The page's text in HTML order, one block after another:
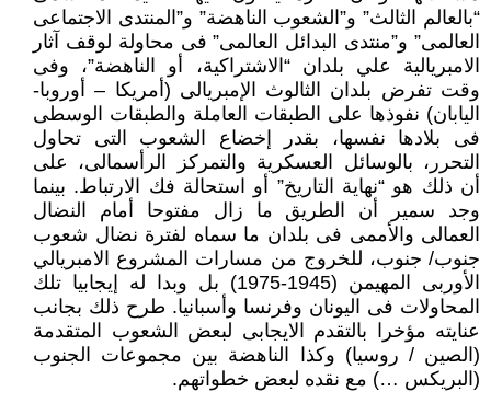
“بالعالم الثالث” و”الشعوب الناهضة” و”المنتدى الاجتماعى
العالمى” و”منتدى البدائل العالمى” فى محاولة لوقف آثار
الامبريالية علي بلدان “الاشتراكية، أو الناهضة”، وفى
وقت تفرض بلدان الثالوث الإمبريالى (أمريكا – أوروبا-
اليابان) نفوذها على الطبقات العاملة والطبقات الوسطى
فى بلادها نفسها، بقدر إخضاع الشعوب التى تحاول
التحرر، بالوسائل العسكرية والتمركز الرأسمالى، على
أن ذلك هو “نهاية التاريخ” أو استحالة فك الارتباط. بينما
وجد سمير أن الطريق ما زال مفتوحا أمام النضال
العمالى والأممى فى بلدان ما سماه لفترة نضال شعوب
جنوب/ جنوب، للخروج من مسارات المشروع الامبريالي
الأوربى المهيمن (1945-1975) بل وبدا له إيجابيا تلك
المحاولات فى اليونان وفرنسا وأسبانيا. طرح ذلك بجانب
عنايته مؤخرا بالتقدم الايجابى لبعض الشعوب المتقدمة
(الصين / روسيا) وكذا الناهضة بين مجموعات الجنوب
(البريكس …) مع نقده لبعض خطواتهم.